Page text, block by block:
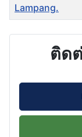
Lampang.
ติด